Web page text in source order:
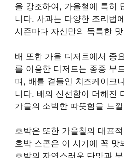
을 강조하여, 가을철에 특히
니다. 사과는 다양한 조리법
시즌마다 자신만의 독특한
배 또한 가을 디저트에서 중
를 이용한 디저트는 종종 부
며, 배를 곁들인 치즈케이크
니다. 배의 신선함이 더해진
가을의 소박한 따뜻함을 느
호박은 또한 가을철의 대표
호박 스콘은 이 시기에 꼭 맛
호박의 자연스러운 단맛과